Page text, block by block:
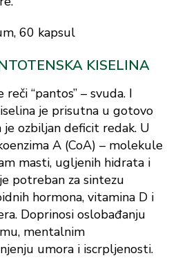
KISELINA
“pantos” – svuda. I
je prisutna u gotovo
je ozbiljan deficit redak. U
A (CoA) – molekule
masti, ugljenih hidrata i
potreban za sintezu
hormona, vitamina D i
Doprinosi oslobađanju
mentalnim
umora i iscrpljenosti.